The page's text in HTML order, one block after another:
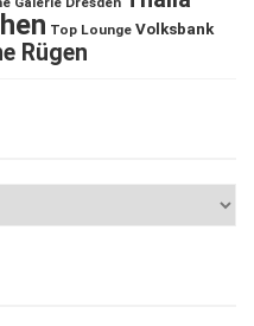
Top Lounge Volksbank
Rügen